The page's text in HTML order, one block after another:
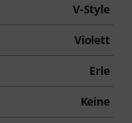
V-Style
Violett
Erle
Keine